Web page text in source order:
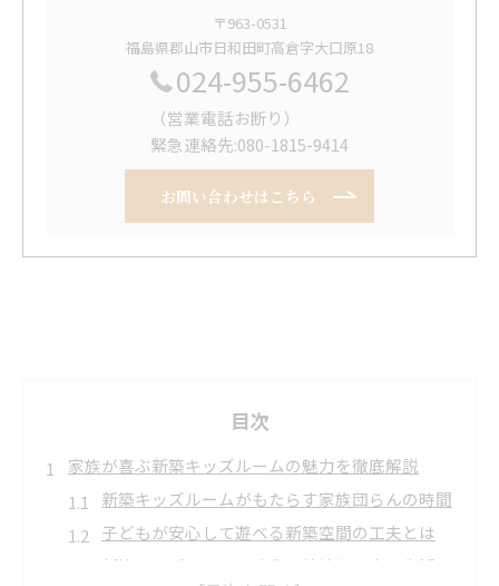
〒963-0531
福島県郡山市日和田町高倉字大口原18
024-955-6462
（営業電話お断り）
緊急連絡先:080-1815-9414
お問い合わせはこちら
目次
家族が喜ぶ新築キッズルームの魅力を徹底解説
新築キッズルームがもたらす家族団らんの時間
子どもが安心して遊べる新築空間の工夫とは
新築キッズルームで叶える快適な子育て生活